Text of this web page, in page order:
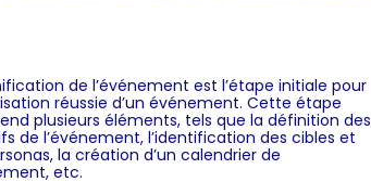
de l’événement est l’étape initiale pour
réussie d’un événement. Cette étape
plusieurs éléments, tels que la définition des
de l’événement, l’identification des cibles et
la création d’un calendrier de
etc.